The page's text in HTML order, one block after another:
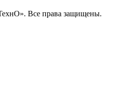
Все права защищены.